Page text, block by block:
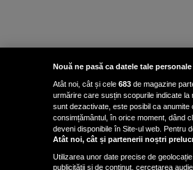
Nouă ne pasă ca datele tale
Atât noi, cât și cele 683 de magazine
urmărire care susțin scopurile indicate la
sunt dezactivate, este posibil ca
consimțământul, în orice moment, dând
deveni disponibile în Site-ul web. Pentru
Atât noi, cât și partenerii noștri
Utilizarea unor date precise de
publicității și de conținut, cercetarea